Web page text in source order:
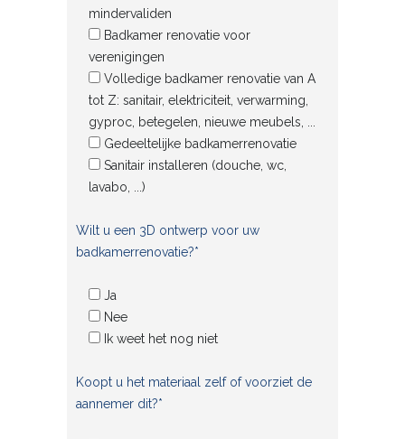
mindervaliden
Badkamer renovatie voor
verenigingen
Volledige badkamer renovatie van A
tot Z: sanitair, elektriciteit, verwarming,
gyproc, betegelen, nieuwe meubels, ...
Gedeeltelijke badkamerrenovatie
Sanitair installeren (douche, wc,
lavabo, ...)
Wilt u een 3D ontwerp voor uw
badkamerrenovatie?*
Ja
Nee
Ik weet het nog niet
Koopt u het materiaal zelf of voorziet de
aannemer dit?*